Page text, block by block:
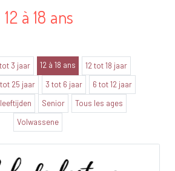
12 à 18 ans
3 jaar 12 à 18 ans
12 tot 18 jaar
tot 25 jaar 3 tot 6 jaar
6 tot 12 jaar
Senior
Tous les ages
Volwassene